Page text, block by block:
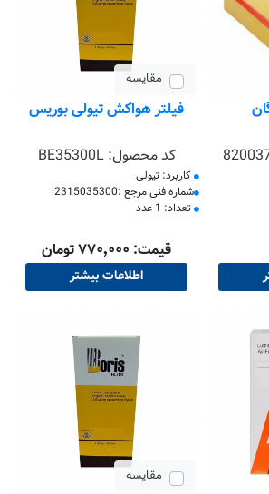
مقایسه
فیلتر هواکش تیولی بوریس
کد محصول:BE35300L
کاربرد: تیولی
​شماره فنی مرجع :2315035300
تعداد: 1 عدد
قیمت: ۷۷۰٬۰۰۰ تومان
اطلاعات بیشتر
مقایسه